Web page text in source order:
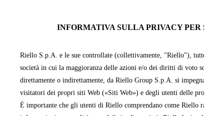
INFORMATIVA SULLA PRIVACY PER SITI
Riello S.p.A. e le sue controllate (collettivamente, "Riello"), tutte
società in cui la maggioranza delle azioni e/o dei diritti di voto sono
direttamente o indirettamente, da Riello Group S.p.A. si impegnano a
visitatori dei propri siti Web («Siti Web») e degli utenti delle proprie
È importante che gli utenti di Riello comprendano come Riello